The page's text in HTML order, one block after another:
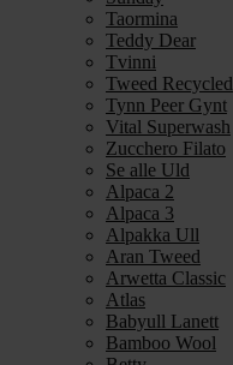
Taormina
Teddy Dear
Tvinni
Tweed Recycled
Tynn Peer Gynt
Vital Superwash
Zucchero Filato
Se alle Uld
Alpaca 2
Alpaca 3
Alpakka Ull
Aran Tweed
Arwetta Classic
Atlas
Babyull Lanett
Bamboo Wool